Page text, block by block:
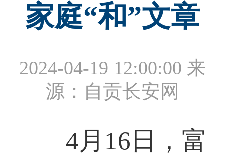
家庭“和”文章
2024-04-19 12:00:00 来
源：自贡长安网
4月16日，富